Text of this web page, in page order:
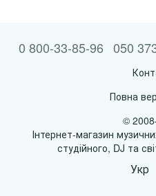
0 800-33-85-96 050
Повна
©
Інтернет-магазин
студійного, DJ та
Укр